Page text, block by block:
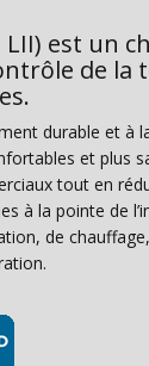
LII) est un
de la
durable et à
et plus
tout en
à la pointe de
de